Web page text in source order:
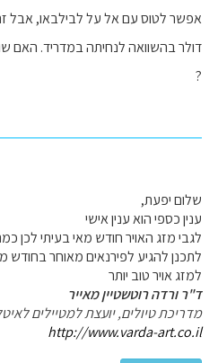
דולר בהשוואה לנחיתה במדריד.
?
שלום יפעת,
ענין כספי הוא ענין אישי
לגבי מזג האויר חודש מאי בעיתי לכן
לתכנן להגיע לפירנאים מאוחר בחודש
למזג אויר טוב יותר
ד"ר ורדה רוטשטיין מאייר
מדריכת טיולים, יועצת למטיילים
http://www.varda-art.co.il